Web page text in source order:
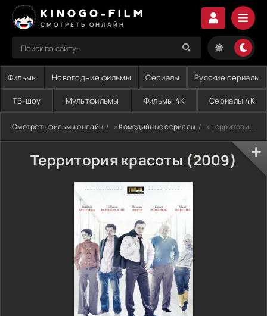
KINOGO-FILM
СМОТРЕТЬ ОНЛАЙН
Фильмы Новогодние фильмы Сериалы Русские сериалы
ТВ-шоу Мультфильмы Фильмы 4K Сериалы 4K
Смотреть фильмы онлайн »Комедийные сериалы » Территория красоты (2009)
Территория красоты (2009)